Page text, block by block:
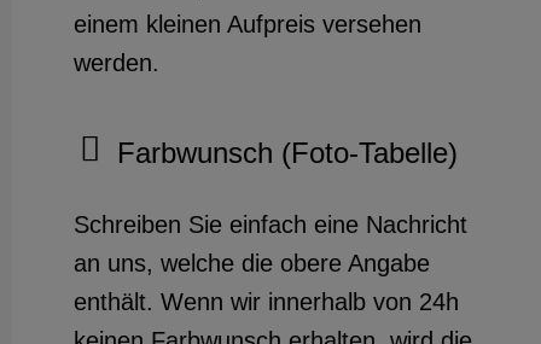
einem kleinen Aufpreis versehen
werden.
Farbwunsch (Foto-Tabelle)
Schreiben Sie einfach eine Nachricht
an uns, welche die obere Angabe
enthält. Wenn wir innerhalb von 24h